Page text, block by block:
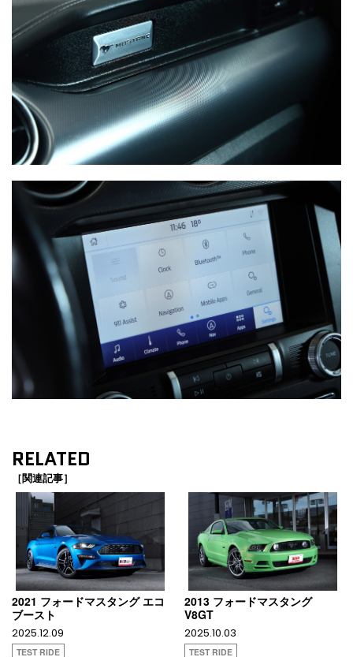
RELATED
［関連記事］
2021 フォードマスタング エコ
ブースト
2025.12.09
TEST RIDE
2013 フォードマスタング
V8GT
2025.10.03
TEST RIDE